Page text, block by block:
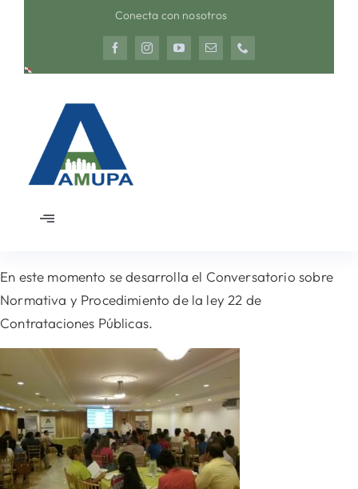
Conecta con nosotros
Toggle
Nosotros
Directorio de Autoridades
Biblioteca
Últimas Noticias
En este momento se desarrolla el Conversatorio sobre
Normativa y Procedimiento de la ley 22 de
Contrataciones Públicas.